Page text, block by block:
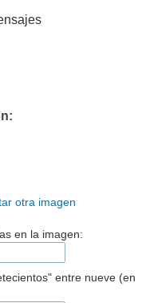
otra imagen
en la imagen:
entre nueve (en